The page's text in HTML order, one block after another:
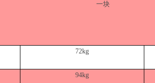
一块
72kg
94kg